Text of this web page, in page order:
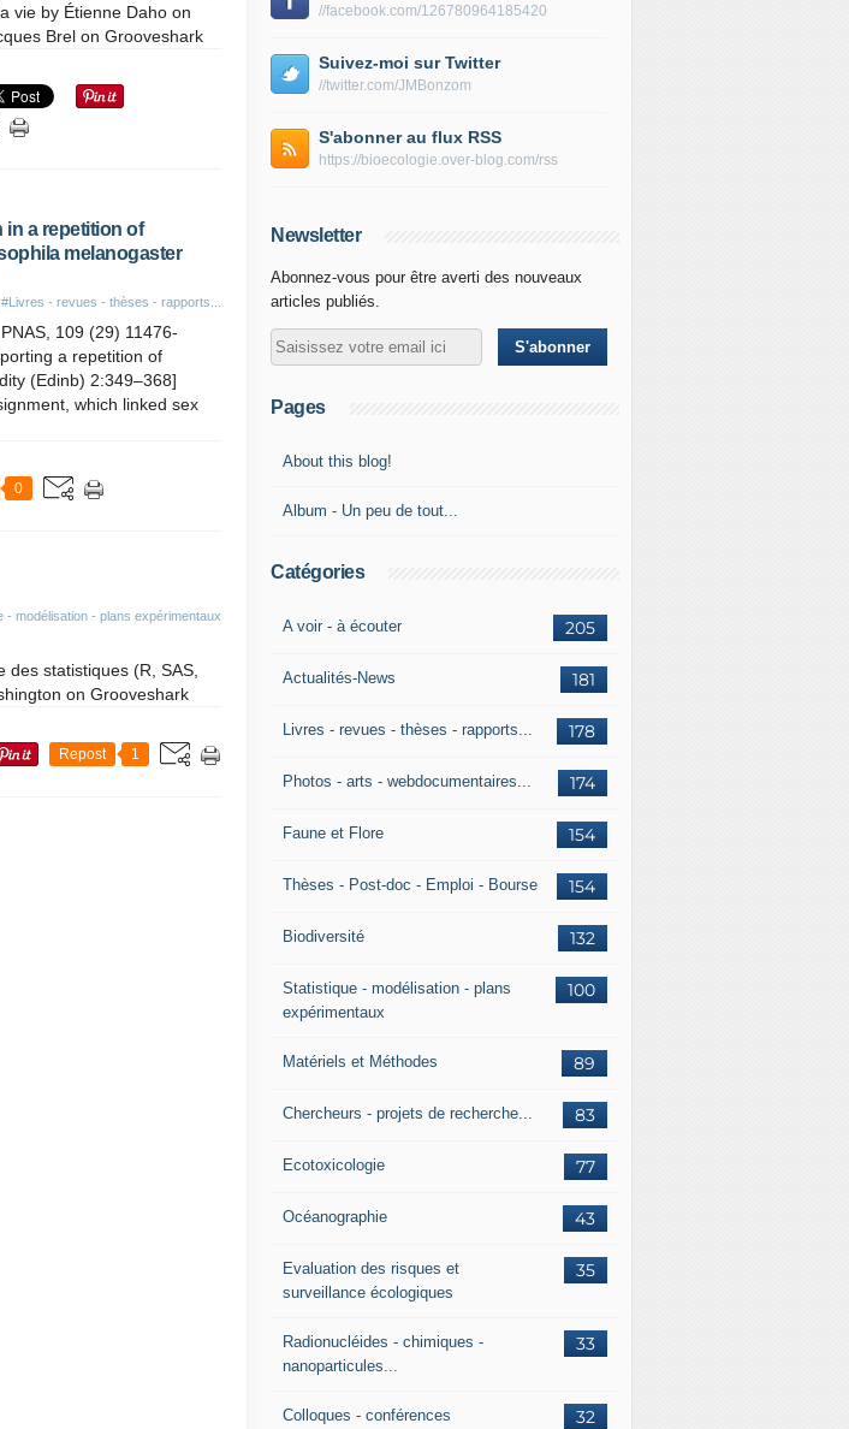
vie by Étienne Daho on
Brel on Grooveshark
in a repetition of
melanogaster
#Livres - revues - thèses - rapports...
109 (29) 11476-
a repetition of
(Edinb) 2:349–368]
which linked sex
0
- modélisation - plans expérimentaux
statistiques (R, SAS,
on Grooveshark
Repost 1
//facebook.com/126780964185420
Suivez-moi sur Twitter
//twitter.com/JMBonzom
S'abonner au flux RSS
https://bioecologie.over-blog.com/rss
Newsletter
Abonnez-vous pour être averti des nouveaux
articles publiés.
Pages
About this blog!
Album - Un peu de tout...
Catégories
205
A voir - à écouter
181
Actualités-News
178
Livres - revues - thèses - rapports...
174
Photos - arts - webdocumentaires...
154
Faune et Flore
154
Thèses - Post-doc - Emploi - Bourse
132
Biodiversité
100
Statistique - modélisation - plans
expérimentaux
89
Matériels et Méthodes
83
Chercheurs - projets de recherche...
77
Ecotoxicologie
43
Océanographie
35
Evaluation des risques et
surveillance écologiques
33
Radionucléides - chimiques -
nanoparticules...
32
Colloques - conférences